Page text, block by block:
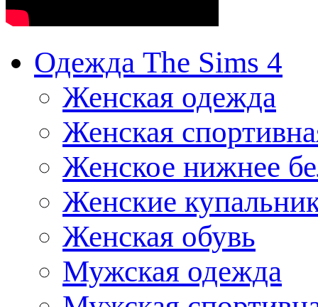
Одежда The Sims 4
Женская одежда
Женская
Женское нижнее
Женские
Женская обувь
Мужская одежда